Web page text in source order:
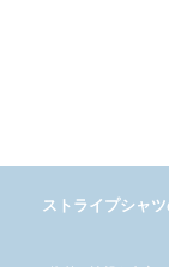
ストライプシャ